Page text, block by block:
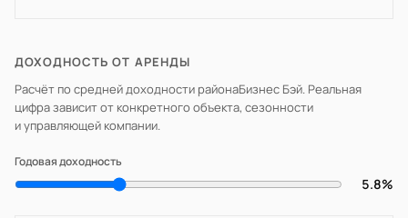
ДОХОДНОСТЬ ОТ АРЕНДЫ
Расчёт по средней доходности районаБизнес Бэй. Реальная
цифра зависит от конкретного объекта, сезонности
и управляющей компании.
Годовая доходность
5.8%